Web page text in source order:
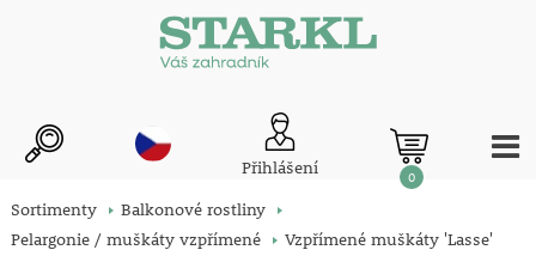
Přihlášení 0
Sortimenty
Balkonové rostliny
Pelargonie / muškáty vzpřímené
Vzpřímené muškáty 'Lasse'